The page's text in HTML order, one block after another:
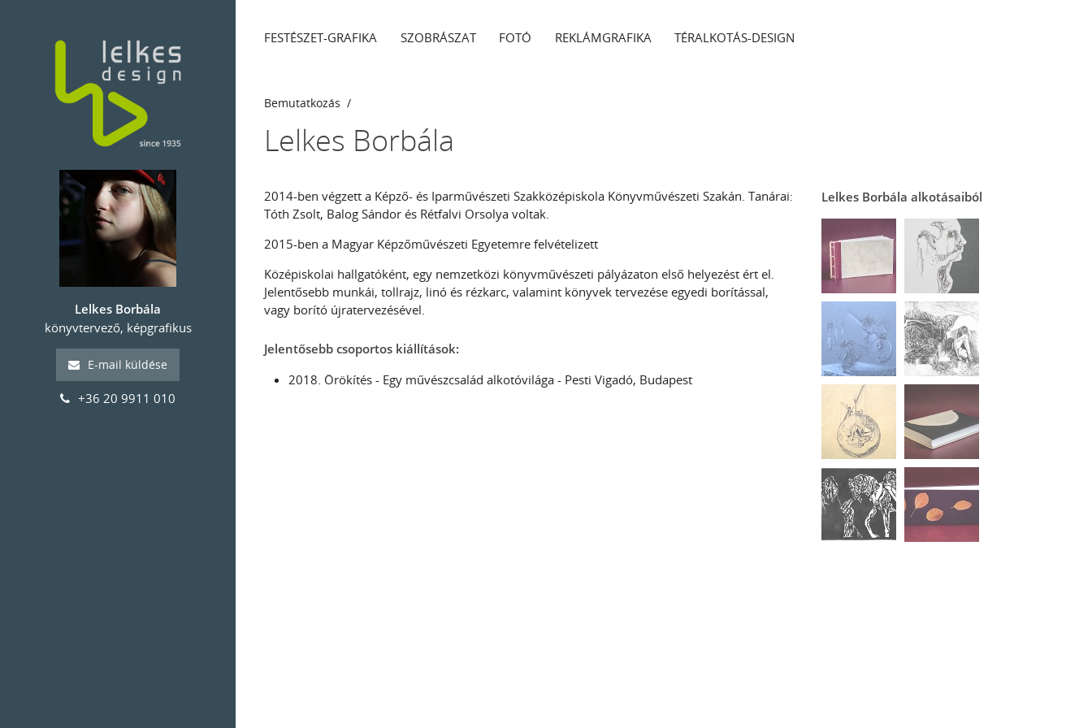
FESTÉSZET-GRAFIKA SZOBRÁSZAT FOTÓ REKLÁMGRAFIKA TÉRALKOTÁS-DESIGN
Bemutatkozás
Lelkes Borbála
Lelkes Borbála
könyvtervező, képgrafikus
E-mail küldése
+36 20 9911 010
2014-ben végzett a Képző- és Iparművészeti Szakközépiskola Könyvművészeti Szakán. Tanárai:
Tóth Zsolt, Balog Sándor és Rétfalvi Orsolya voltak.
2015-ben a Magyar Képzőművészeti Egyetemre felvételizett
Középiskolai hallgatóként, egy nemzetközi könyvművészeti pályázaton első helyezést ért el.
Jelentősebb munkái, tollrajz, linó és rézkarc, valamint könyvek tervezése egyedi borítással,
vagy borító újratervezésével.
Jelentősebb csoportos kiállítások:
2018. Örökítés - Egy művészcsalád alkotóvilága - Pesti Vigadó, Budapest
Lelkes Borbála alkotásaiból